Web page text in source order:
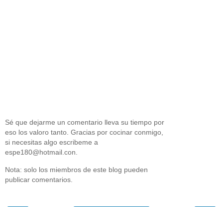
Sé que dejarme un comentario lleva su tiempo por
eso los valoro tanto. Gracias por cocinar conmigo,
si necesitas algo escribeme a
espe180@hotmail.con.
Nota: solo los miembros de este blog pueden
publicar comentarios.